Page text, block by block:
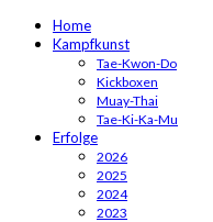
Home
Kampfkunst
Tae-Kwon-Do
Kickboxen
Muay-Thai
Tae-Ki-Ka-Mu
Erfolge
2026
2025
2024
2023